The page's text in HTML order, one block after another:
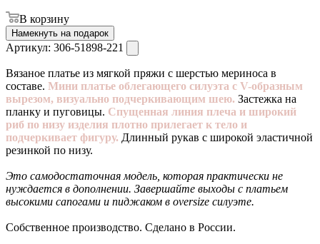
В корзину
Намекнуть на подарок
Артикул: 306-51898-221
Вязаное платье из мягкой пряжи с шерстью мериноса в
составе. Мини платье облегающего силуэта с V-образным
вырезом, визуально подчеркивающим шею. Застежка на
планку и пуговицы. Спущенная линия плеча и широкий
риб по низу изделия плотно прилегает к тело и
подчеркивает фигуру. Длинный рукав с широкой эластичной
резинкой по низу.
Это самодостаточная модель, которая практически не
нуждается в дополнении. Завершайте выходы с платьем
высокими сапогами и пиджаком в oversize силуэте.
Собственное производство. Сделано в России.